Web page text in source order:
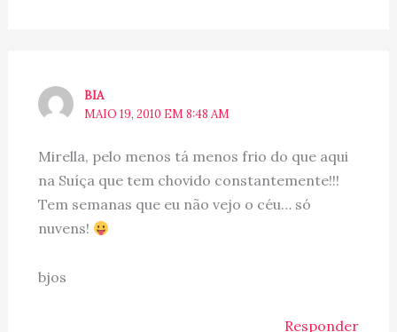
BIA
MAIO 19, 2010 EM 8:48 AM
Mirella, pelo menos tá menos frio do que aqui
na Suíça que tem chovido constantemente!!!
Tem semanas que eu não vejo o céu… só
nuvens!
bjos
Responder